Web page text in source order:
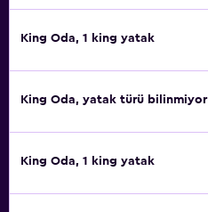
King Oda, 1 king yatak
King Oda, yatak türü bilinmiyor
King Oda, 1 king yatak